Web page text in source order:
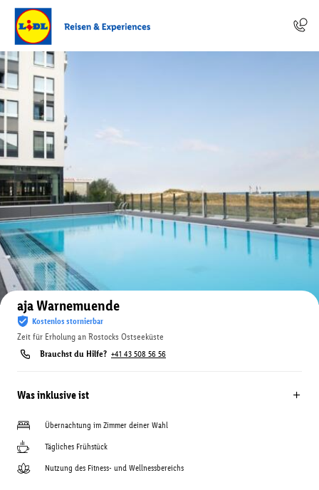
aja Warnemuende
Kostenlos stornierbar
Zeit für Erholung an Rostocks Ostseeküste
Brauchst du Hilfe? +41 43 508 56 56
Was inklusive ist
Übernachtung im Zimmer deiner Wahl
Tägliches Frühstück
Nutzung des Fitness- und Wellnessbereichs